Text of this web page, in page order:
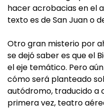
hacer acrobacias en el
texto es de San Juan o
Otro gran misterio por
se dejó saber es que el
el eje temático. Pero
cómo será planteado
autódromo, traducido a
primera vez, teatro